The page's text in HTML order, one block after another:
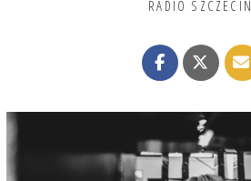
RADIO SZCZECIN